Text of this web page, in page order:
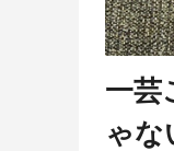
一芸
ゃな